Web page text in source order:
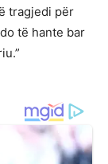
tragjedi për
të hante bar